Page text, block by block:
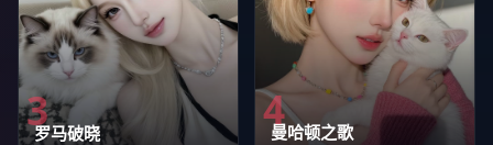
3
罗马破晓 4
曼哈顿之歌